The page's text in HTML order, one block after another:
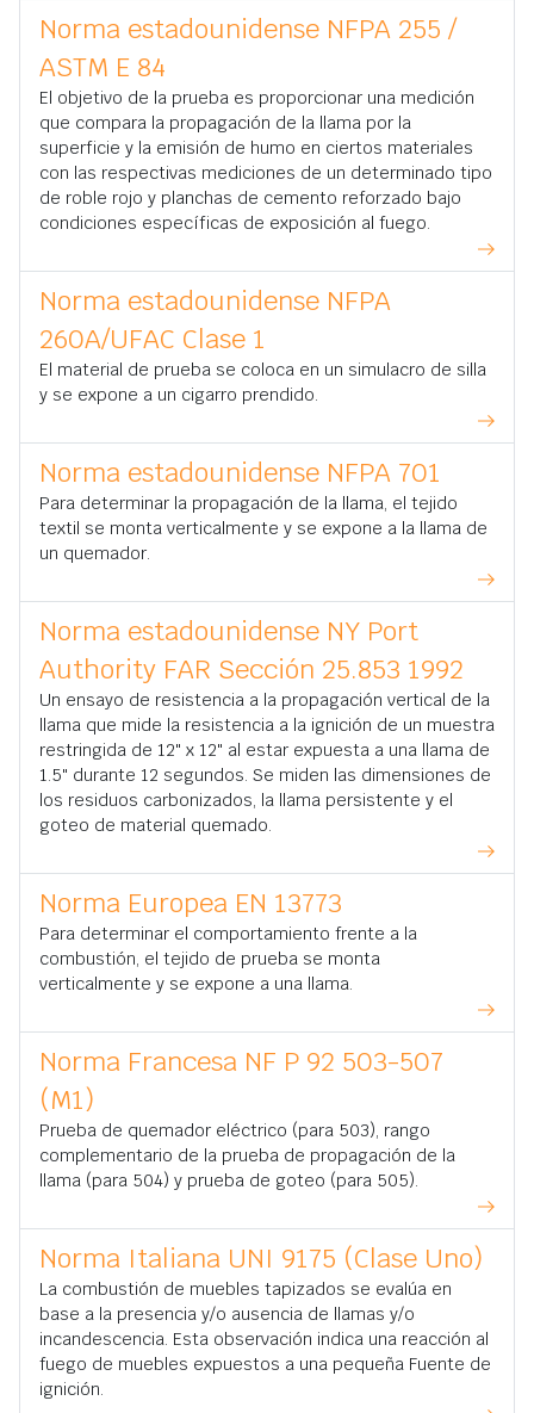
Norma estadounidense NFPA 255 /
ASTM E 84
El objetivo de la prueba es proporcionar una medición
que compara la propagación de la llama por la
superficie y la emisión de humo en ciertos materiales
con las respectivas mediciones de un determinado tipo
de roble rojo y planchas de cemento reforzado bajo
condiciones específicas de exposición al fuego.
Norma estadounidense NFPA
260A/UFAC Clase 1
El material de prueba se coloca en un simulacro de silla
y se expone a un cigarro prendido.
Norma estadounidense NFPA 701
Para determinar la propagación de la llama, el tejido
textil se monta verticalmente y se expone a la llama de
un quemador.
Norma estadounidense NY Port
Authority FAR Sección 25.853 1992
Un ensayo de resistencia a la propagación vertical de la
llama que mide la resistencia a la ignición de un muestra
restringida de 12" x 12" al estar expuesta a una llama de
1.5" durante 12 segundos. Se miden las dimensiones de
los residuos carbonizados, la llama persistente y el
goteo de material quemado.
Norma Europea EN 13773
Para determinar el comportamiento frente a la
combustión, el tejido de prueba se monta
verticalmente y se expone a una llama.
Norma Francesa NF P 92 503-507
(M1)
Prueba de quemador eléctrico (para 503), rango
complementario de la prueba de propagación de la
llama (para 504) y prueba de goteo (para 505).
Norma Italiana UNI 9175 (Clase Uno)
La combustión de muebles tapizados se evalúa en
base a la presencia y/o ausencia de llamas y/o
incandescencia. Esta observación indica una reacción al
fuego de muebles expuestos a una pequeña Fuente de
ignición.